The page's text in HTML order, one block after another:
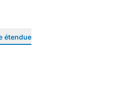
étendue